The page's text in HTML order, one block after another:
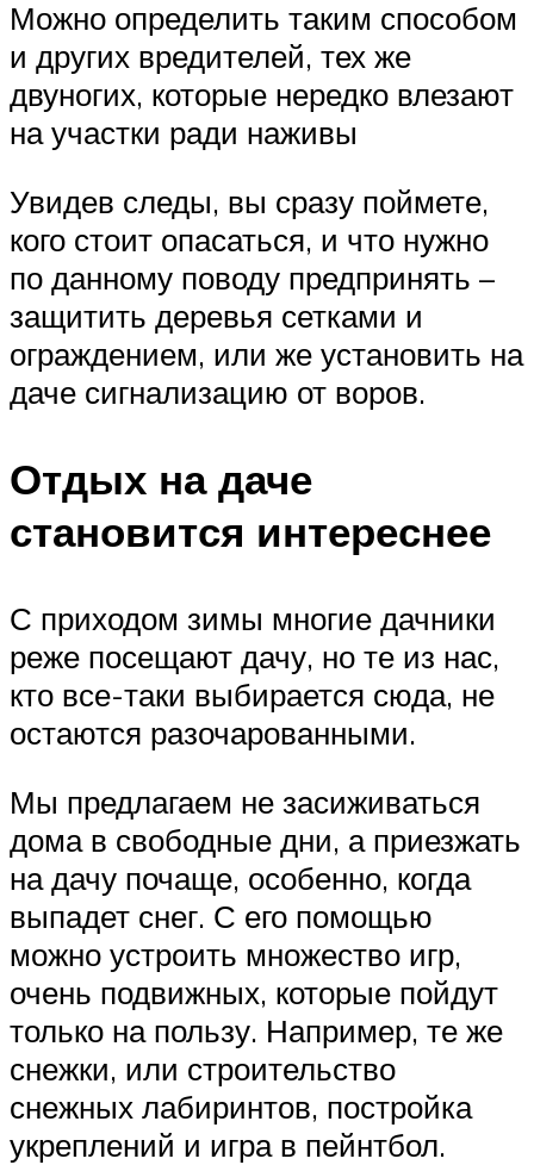
Можно определить таким способом
и других вредителей, тех же
двуногих, которые нередко влезают
на участки ради наживы
Увидев следы, вы сразу поймете,
кого стоит опасаться, и что нужно
по данному поводу предпринять –
защитить деревья сетками и
ограждением, или же установить на
даче сигнализацию от воров.
Отдых на даче
становится интереснее
С приходом зимы многие дачники
реже посещают дачу, но те из нас,
кто все-таки выбирается сюда, не
остаются разочарованными.
Мы предлагаем не засиживаться
дома в свободные дни, а приезжать
на дачу почаще, особенно, когда
выпадет снег. С его помощью
можно устроить множество игр,
очень подвижных, которые пойдут
только на пользу. Например, те же
снежки, или строительство
снежных лабиринтов, постройка
укреплений и игра в пейнтбол.